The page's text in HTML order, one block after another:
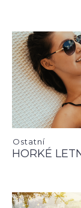
Ostatní
HORKÉ